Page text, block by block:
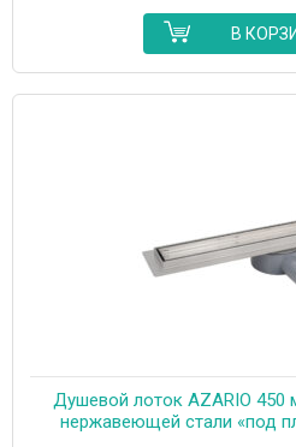
В
Душевой лоток AZARIO 450
нержавеющей стали «под